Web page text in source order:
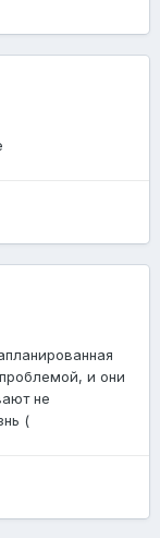
и они
не
(